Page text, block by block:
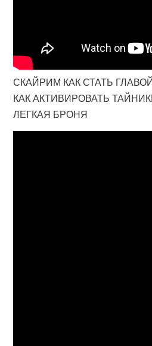
СКАЙРИМ КАК СТАТЬ
КАК АКТИВИРОВАТЬ
ЛЕГКАЯ БРОНЯ